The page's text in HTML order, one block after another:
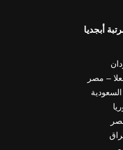
أبجديا
– مصر